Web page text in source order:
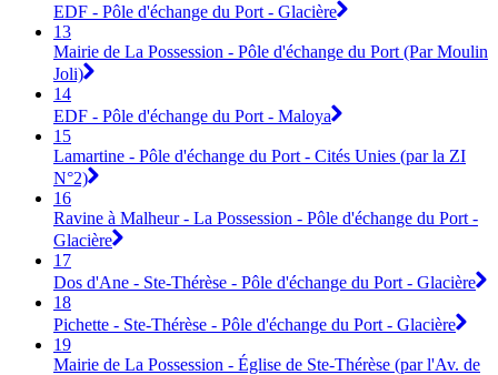
EDF - Pôle d'échange du Port - Glacière
13
Mairie de La Possession - Pôle d'échange du Port (Par Moulin
Joli)
14
EDF - Pôle d'échange du Port - Maloya
15
Lamartine - Pôle d'échange du Port - Cités Unies (par la ZI
N°2)
16
Ravine à Malheur - La Possession - Pôle d'échange du Port -
Glacière
17
Dos d'Ane - Ste-Thérèse - Pôle d'échange du Port - Glacière
18
Pichette - Ste-Thérèse - Pôle d'échange du Port - Glacière
19
Mairie de La Possession - Église de Ste-Thérèse (par l'Av. de